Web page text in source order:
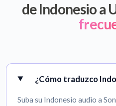
de Indonesio a
¿Cómo traduzco
Suba su Indonesio audio a